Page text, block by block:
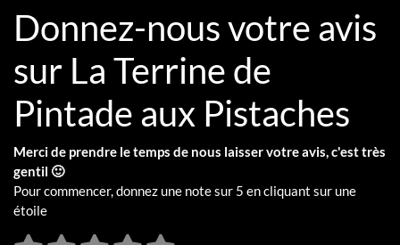
Donnez-nous votre avis
sur La Terrine de
Pintade aux Pistaches
Merci de prendre le temps de nous laisser votre avis, c'est très
gentil 🙂
Pour commencer, donnez une note sur 5 en cliquant sur une
étoile